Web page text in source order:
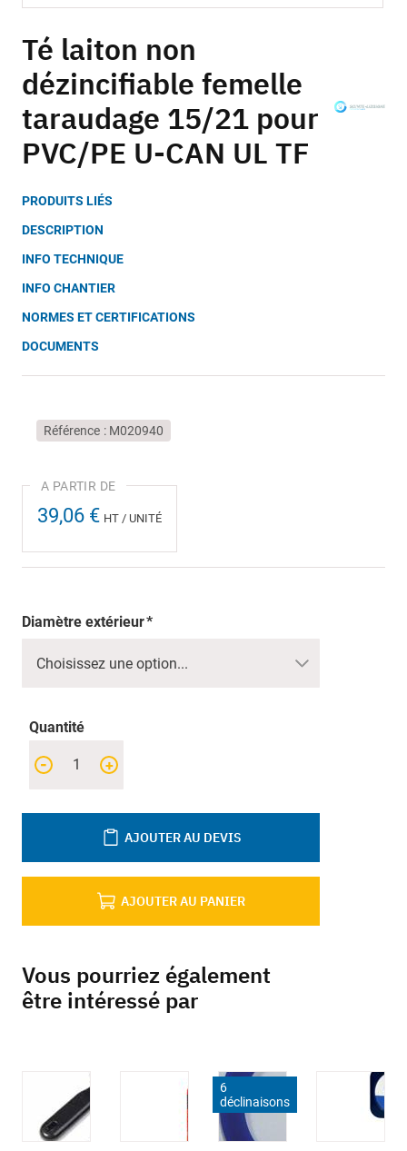
to
the
beginning
of
the
gallery
Té laiton non
dézincifiable femelle
taraudage 15/21 pour
PVC/PE U-CAN UL TF
PRODUITS LIÉS
DESCRIPTION
INFO TECHNIQUE
INFO CHANTIER
NORMES ET CERTIFICATIONS
DOCUMENTS
Référence M020940
39,06 € HT / UNITÉ
Diamètre extérieur
Quantité
+
-
AJOUTER AU PANIER
AJOUTER AU DEVIS
Vous pourriez également
être intéressé par
6
déclinaisons